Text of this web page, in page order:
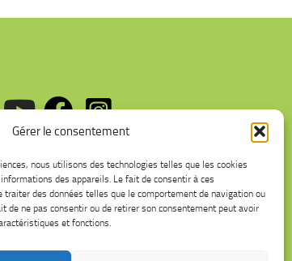
Gérer le consentement
nous utilisons des technologies telles que les cookies
des appareils. Le fait de consentir à ces
traiter des données telles que le comportement de navigation ou
de ne pas consentir ou de retirer son consentement peut avoir
et fonctions.
fab
instagram
fab
youtube
fab
facebookinstagram-
square